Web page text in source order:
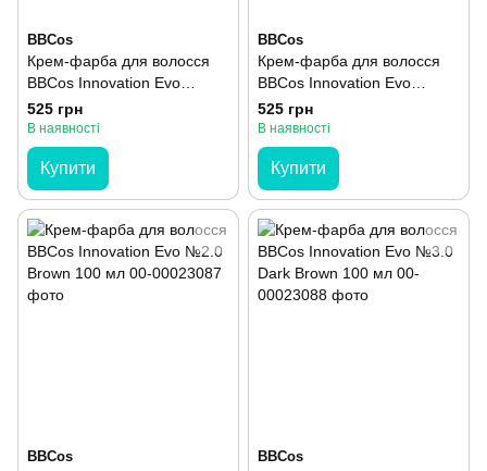
BBCos
Крем-фарба для волосся
BBCos Innovation Evo
№12.11 Platinum Intense
Ash Blonde 100 мл
525 грн
В наявності
Купити
BBCos
Крем-фарба для волосся
BBCos Innovation Evo
№12.21 Platinum Purple Ash
Blonde 100 мл
525 грн
В наявності
Купити
BBCos BBCos